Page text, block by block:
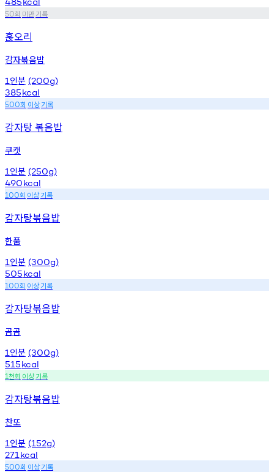
50회 미만기록
훉오리
감자볶음밥
1 인분 (200g)
385kcal
500회 이상기록
감자탕 볶음밥
쿠캣
1 인분 (250g)
490kcal
100회 이상기록
감자탕볶음밥
한품
1 인분 (300g)
505kcal
100회 이상기록
감자탕볶음밥
곰곰
1 인분 (300g)
515kcal
1천회 이상기록
감자탕볶음밥
찬또
1 인분 (152g)
271 kcal
500회 이상기록